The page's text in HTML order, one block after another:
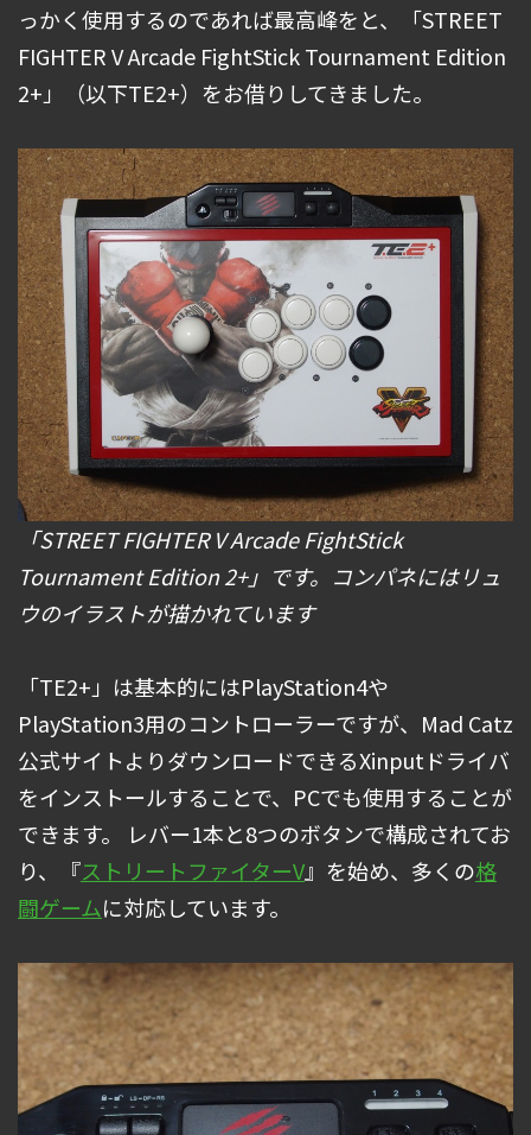
っかく使用するのであれば最高峰をと、「STREET
FIGHTER V Arcade FightStick Tournament Edition
2+」（以下TE2+）をお借りしてきました。
「STREET FIGHTER V Arcade FightStick
Tournament Edition 2+」です。コンパネにはリュ
ウのイラストが描かれています
「TE2+」は基本的にはPlayStation4や
PlayStation3用のコントローラーですが、Mad Catz
公式サイトよりダウンロードできるXinputドライバ
をインストールすることで、PCでも使用することが
できます。 レバー1本と8つのボタンで構成されてお
り、『ストリートファイターV』を始め、多くの格
闘ゲームに対応しています。